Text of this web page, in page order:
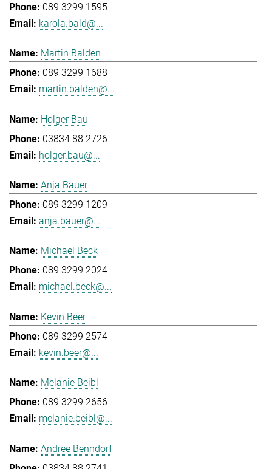
089 3299 1595
karola.bald@...
Martin Balden
089 3299 1688
martin.balden@...
Holger Bau
03834 88 2726
holger.bau@...
Anja Bauer
089 3299 1209
anja.bauer@...
Michael Beck
089 3299 2024
michael.beck@...
Kevin Beer
089 3299 2574
kevin.beer@...
Melanie Beibl
089 3299 2656
melanie.beibl@...
Andree Benndorf